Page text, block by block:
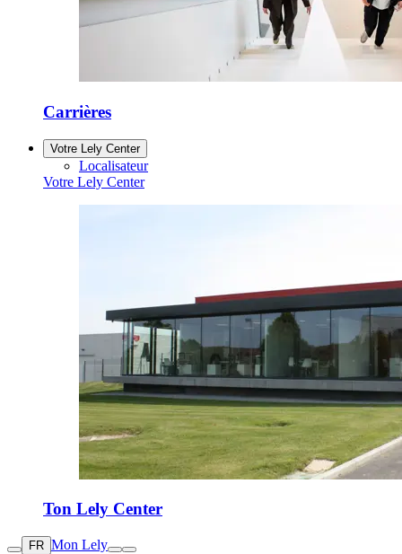
Carrières
Votre Lely Center
Localisateur
Votre Lely Center
Ton Lely Center
FR Mon Lely